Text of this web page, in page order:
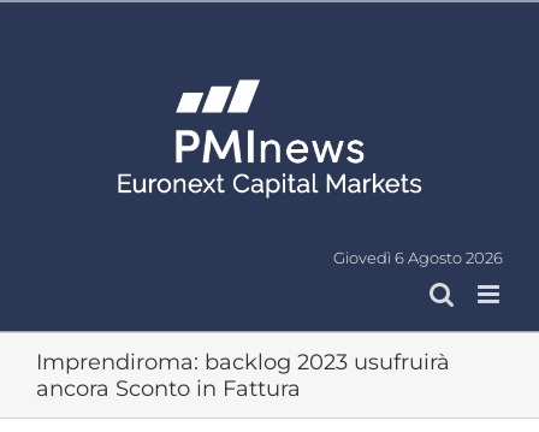
Giovedì 6 Agosto 2026
Imprendiroma: backlog 2023 usufruirà
ancora Sconto in Fattura